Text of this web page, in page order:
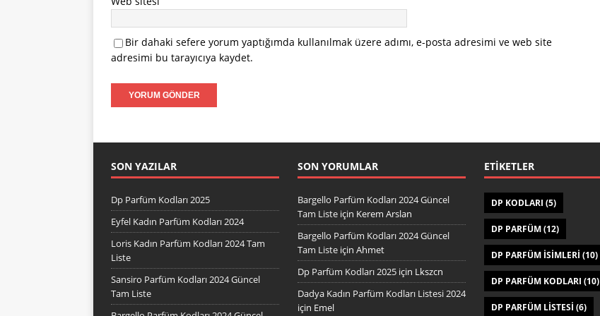
Bir dahaki sefere yorum yaptığımda kullanılmak üzere adımı, e-posta adresimi ve web site
adresimi bu tarayıcıya kaydet.
SON YAZILAR
Dp Parfüm Kodları 2025
Eyfel Kadın Parfüm Kodları 2024
Loris Kadın Parfüm Kodları 2024 Tam
Liste
Sansiro Parfüm Kodları 2024 Güncel
Tam Liste
SON YORUMLAR
Bargello Parfüm Kodları 2024 Güncel
Tam Listeiçin Kerem Arslan
Bargello Parfüm Kodları 2024 Güncel
Tam Listeiçin Ahmet
Dp Parfüm Kodları 2025için Lkszcn
Dadya Kadın Parfüm Kodları Listesi 2024
için Emel
ETIKETLER
DP KODLARI (5)
DP PARFÜM(12)
DP PARFÜM ISIMLERI (10)
DP PARFÜM KODLARI (10)
DP PARFÜM LISTESI (6)